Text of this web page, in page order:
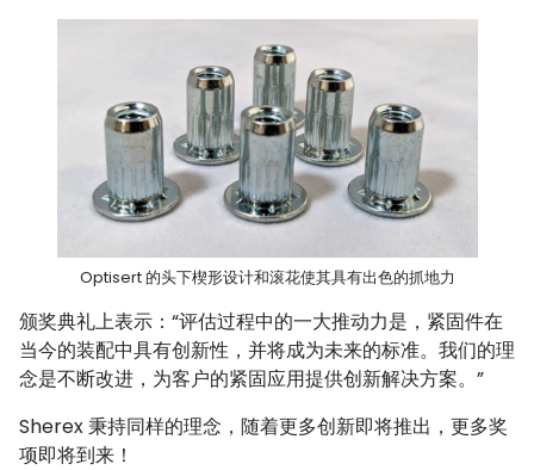
Optisert 的头下楔形设计和滚花使其具有出色的抓地力
颁奖典礼上表示：“评估过程中的一大推动力是，紧固件在
当今的装配中具有创新性，并将成为未来的标准。我们的理
念是不断改进，为客户的紧固应用提供创新解决方案。”
Sherex 秉持同样的理念，随着更多创新即将推出，更多奖
项即将到来！